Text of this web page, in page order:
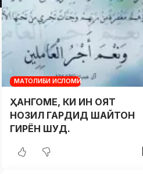
МАТОЛИБИ ИСЛОМӢ
ҲАНГОМЕ, КИ ИН ОЯТ
НОЗИЛ ГАРДИД ШАЙТОН
ГИРЁН ШУД.